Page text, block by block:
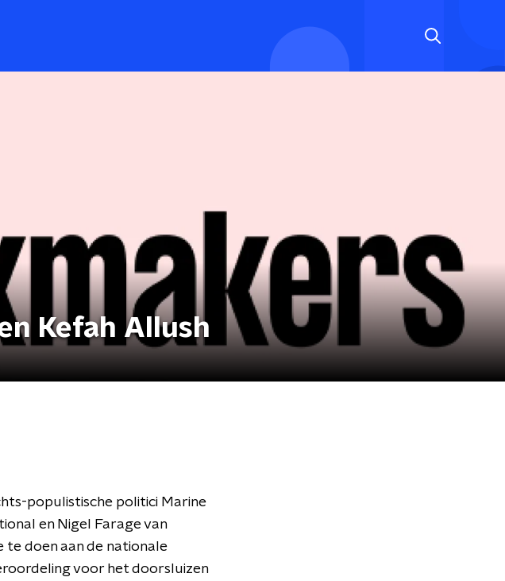
Kefah Allush
populistische politici Marine
en Nigel Farage van
te doen aan de nationale
voor het doorsluizen